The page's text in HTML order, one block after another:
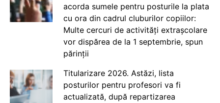
acorda sumele pentru posturile la plata
cu ora din cadrul cluburilor copiilor:
Multe cercuri de activități extrașcolare
vor dispărea de la 1 septembrie, spun
părinții
Titularizare 2026. Astăzi, lista
posturilor pentru profesori va fi
actualizată, după repartizarea